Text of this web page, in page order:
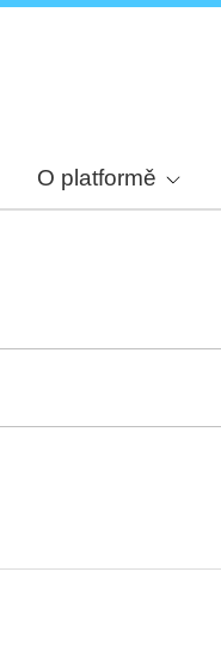
O platformě